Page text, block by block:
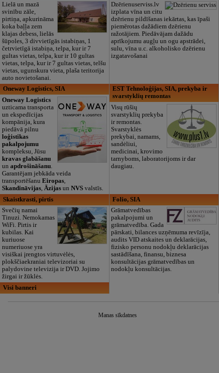
Lielā un mazā
svinību zāle,
pirtiņa, apkurināma
koka baļļa zem
klajas debess, lielās
šūpoles, 3 divvietīgās istabiņas, 1
četrvietīgā istabiņa, telpa, kur ir 7
gultas vietas, telpa, kur ir 10 gultas
vietas, telpa, kur ir 7 gultas vietas, telšu
vietas, ugunskura vieta, plaša teritorija
auto novietošanai.
Dzērienuserviss.lv
izplata vīna un citu
dzērienu pildīšanas iekārtas, kas īpaši
piemērotas dažādiem dzērienu
ražotājiem. Piedāvājam dažādu
aprīkojumu augļu un ogu apstrādei,
sulu, vīna u.c. alkoholisko dzērienu
izgatavošanai
Oneway Logistics, SIA
Oneway Logistics
uzticama transporta
un ekspedīcijas
kompānija, kura
piedāvā pilnu
loģistikas
pakalpojumu
kompleksu, Jūsu
kravas glabāšanu
un apdrošināšanu.
Garantējam jebkāda veida
transportēšanu Eiropas,
Skandināvijas, Āzijasun NVSvalstīs.
EST Tehnoloģijas, SIA, prekyba ir
svarstyklių remontas
Visų rūšių
svarstyklių prekyba
ir remontas.
Svarstyklės
prekybai, namams,
sandėliui,
medicinai, krovimo
tarnyboms, laboratorijoms ir dar
daugiau.
Skaistkrasti, pirtis
Svečių namai
Tinuzi. Nemokamas
WiFi. Pirtis ir
kubilas. Kai
kuriuose
numeriuose yra
visiškai įrengtos virtuvėlės,
plokščiaekraniai televizoriai su
palydovine televizija ir DVD. Jojimo
žirgai ir žūklės.
Folio, SIA
Grāmatvedības
pakalpojumi un
grāmatvedība. Gada
pārskati, bilances uzņēmuma revīzīja,
audits VID atskaites un deklarācijas,
fizisko personu nodokļu deklarācijas
sastādīšana, finansu, biznesa
konsultācijas grāmatvedības un
nodokļu konsultācijas.
Visi banneri
Manas sīkdatnes